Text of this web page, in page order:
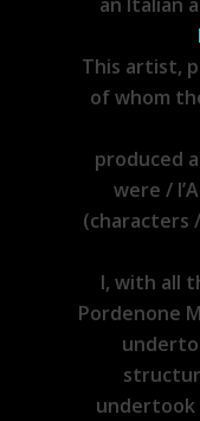
This artist,
of whom
produced
were /
(characters
I, with all
Pordenone
undertook